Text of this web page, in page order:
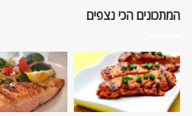
המתכונים הכי נצפים